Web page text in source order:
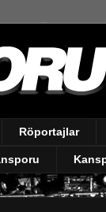
Röportajlar